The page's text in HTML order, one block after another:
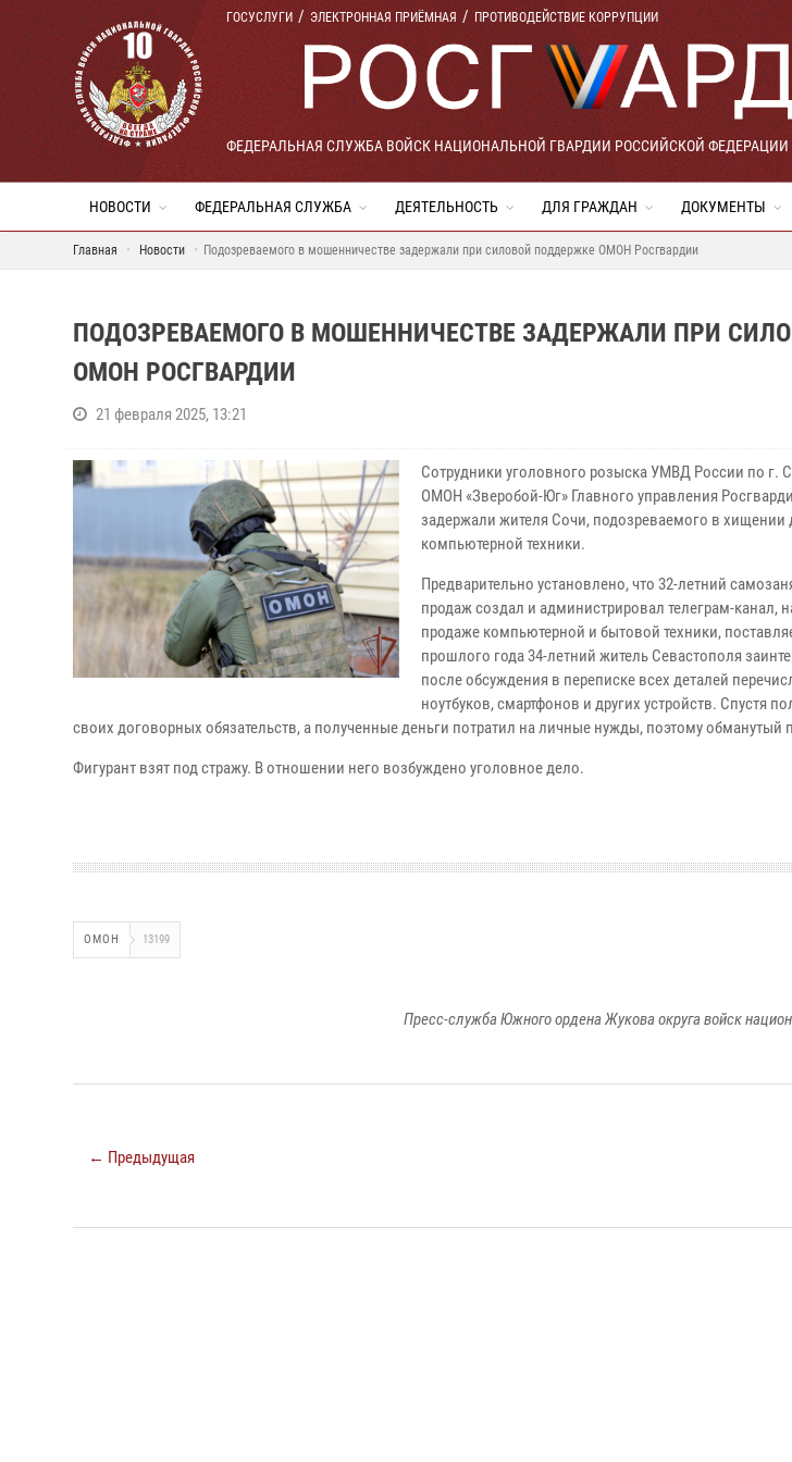
ГОСУСЛУГИ ЭЛЕКТРОННАЯ ПРИЁМНАЯ ПРОТИВОДЕЙСТВИЕ КОРРУПЦИИ
ФЕДЕРАЛЬНАЯ СЛУЖБА ВОЙСК НАЦИОНАЛЬНОЙ ГВАРДИИ РОССИЙСКОЙ ФЕДЕРАЦИИ
НОВОСТИ ФЕДЕРАЛЬНАЯ СЛУЖБА ДЕЯТЕЛЬНОСТЬ ДЛЯ ГРАЖДАН ДОКУМЕНТЫ
Главная Новости Подозреваемого в мошенничестве задержали при силовой поддержке ОМОН Росгвардии
ПОДОЗРЕВАЕМОГО В МОШЕННИЧЕСТВЕ ЗАДЕРЖАЛИ ПРИ
ОМОН РОСГВАРДИИ
21 февраля 2025, 13:21
Сотрудники уголовного розыска УМВД России по г.
ОМОН «Зверобой-Юг» Главного управления
задержали жителя Сочи, подозреваемого в хищении
компьютерной техники.
Предварительно установлено, что 32-летний
продаж создал и администрировал телеграм-канал,
продаже компьютерной и бытовой техники,
прошлого года 34-летний житель Севастополя
после обсуждения в переписке всех деталей
ноутбуков, смартфонов и других устройств. Спустя
своих договорных обязательств, а полученные деньги потратил на личные нужды, поэтому обманутый
Фигурант взят под стражу. В отношении него возбуждено уголовное дело.
ОМОН 13199
Пресс-служба Южного ордена Жукова округа войск
← Предыдущая